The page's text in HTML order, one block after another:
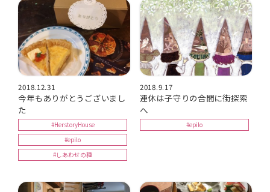
2018.12.31
今年もありがとうございまし
た
#HerstoryHouse
#epilo
#しあわせの種
2018.9.17
連休は子守りの合間に街探索
へ
#epilo